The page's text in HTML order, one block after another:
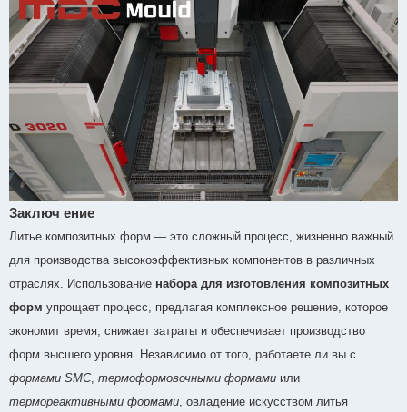
Заключ ение
Литье композитных форм — это сложный процесс, жизненно важный
для производства высокоэффективных компонентов в различных
отраслях. Использование набора для изготовления композитных
форм упрощает процесс, предлагая комплексное решение, которое
экономит время, снижает затраты и обеспечивает производство
форм высшего уровня. Независимо от того, работаете ли вы с
формами SMC, термоформовочными формами или
термореактивными формами , овладение искусством литья